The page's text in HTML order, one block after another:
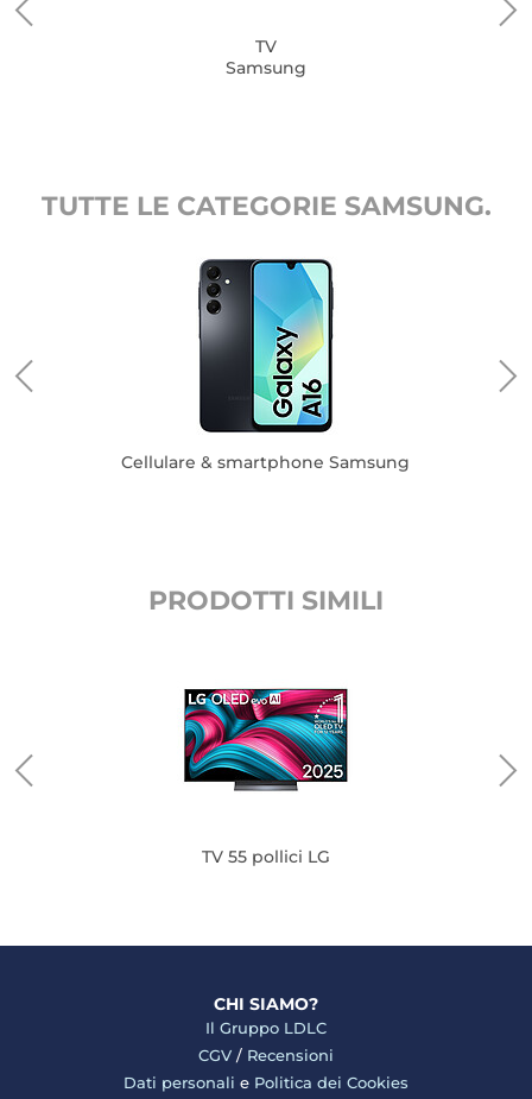
TV
Samsung
TUTTE LE CATEGORIE SAMSUNG.
Cellulare & smartphone Samsung
PRODOTTI SIMILI
TV 55 pollici LG
CHI SIAMO?
Il Gruppo LDLC
CGV / Recensioni
Dati personali e Politica dei Cookies